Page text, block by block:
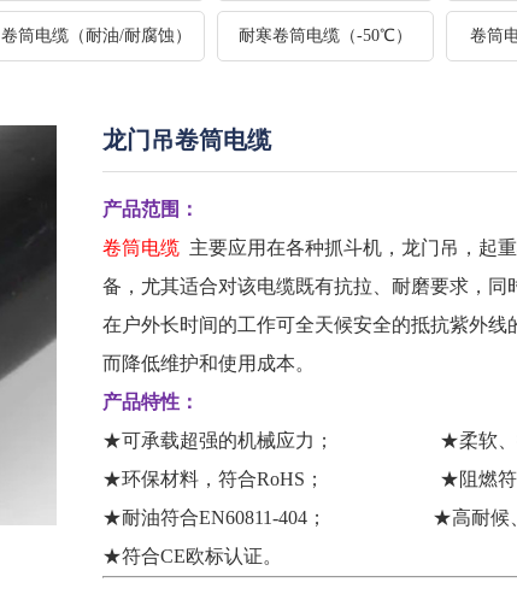
卷筒电缆（耐油/耐腐蚀） 耐寒卷筒电缆（-50℃） 卷筒
龙门吊卷筒电缆
产品范围：
卷筒电缆 主要应用在各种抓斗机，龙门吊，起
备，尤其适合对该电缆既有抗拉、耐磨要求，同
在户外长时间的工作可全天候安全的抵抗紫外
而降低维护和使用成本。
产品特性：
★可承载超强的机械应力； ★柔软
★环保材料，符合RoHS； ★阻燃
★耐油符合EN60811-404； ★高耐候
★符合CE欧标认证。